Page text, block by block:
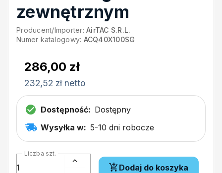
zewnętrznym
Producent/Importer: AirTAC S.R.L.
Numer katalogowy: ACQ40X100SG
286,00 zł
232,52 zł netto
Dostępność: Dostępny
Wysyłka w: 5-10 dni robocze
Liczba szt.
Dodaj do koszyka